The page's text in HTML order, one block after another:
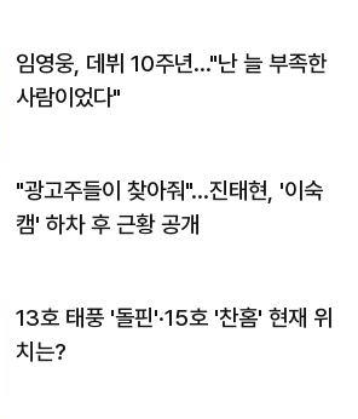
임영웅, 데뷔 10주년…"난 늘 부족한
사람이었다"
"광고주들이 찾아줘"…진태현, '이숙
캠' 하차 후 근황 공개
13호 태풍 '돌핀'·15호 '찬홈' 현재 위
치는?